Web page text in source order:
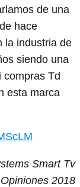
de una
hace
la industria de
siendo una
compras Td
esta marca
Smart Tv
Opiniones 2018